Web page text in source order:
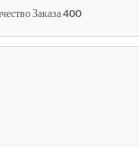
Заказа 400